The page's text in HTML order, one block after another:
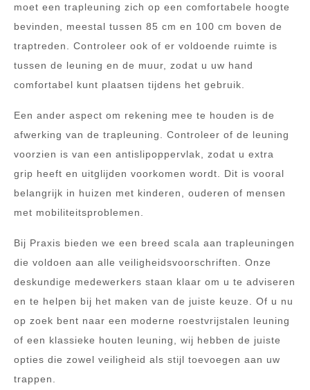
moet een trapleuning zich op een comfortabele hoogte
bevinden, meestal tussen 85 cm en 100 cm boven de
traptreden. Controleer ook of er voldoende ruimte is
tussen de leuning en de muur, zodat u uw hand
comfortabel kunt plaatsen tijdens het gebruik.
Een ander aspect om rekening mee te houden is de
afwerking van de trapleuning. Controleer of de leuning
voorzien is van een antislipoppervlak, zodat u extra
grip heeft en uitglijden voorkomen wordt. Dit is vooral
belangrijk in huizen met kinderen, ouderen of mensen
met mobiliteitsproblemen.
Bij Praxis bieden we een breed scala aan trapleuningen
die voldoen aan alle veiligheidsvoorschriften. Onze
deskundige medewerkers staan klaar om u te adviseren
en te helpen bij het maken van de juiste keuze. Of u nu
op zoek bent naar een moderne roestvrijstalen leuning
of een klassieke houten leuning, wij hebben de juiste
opties die zowel veiligheid als stijl toevoegen aan uw
trappen.